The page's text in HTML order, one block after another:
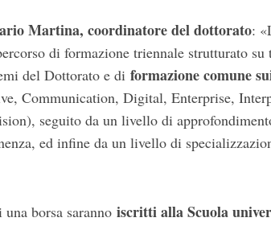
Martina, coordinatore del dottorato:
di formazione triennale strutturato
del Dottorato e di formazione comune
Communication, Digital, Enterprise,
seguito da un livello di
ed infine da un livello di
borsa saranno iscritti alla Scuola